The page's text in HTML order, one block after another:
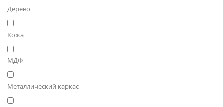
Дерево
Кожа
МДФ
Металлический каркас